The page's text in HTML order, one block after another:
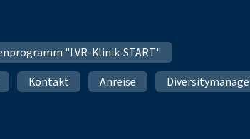
"LVR-Klinik-START"
Kontakt Anreise